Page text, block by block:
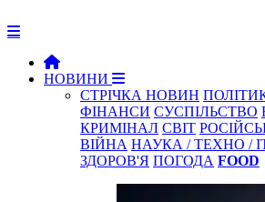
НОВИНИ
СТРІЧКА НОВИН
ФІНАНСИ СУСПІЛЬСТВО
КРИМІНАЛ СВІТ
ВІЙНА НАУКА / ТЕХНО /
ЗДОРОВ'Я ПОГОДА FOOD